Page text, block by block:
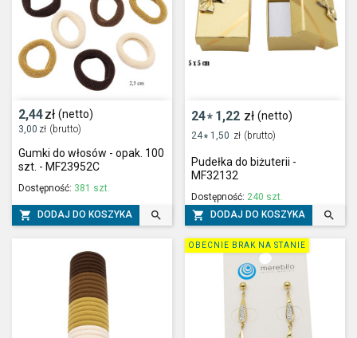
2,44zł (netto)
3,00 zł (brutto)
Gumki do włosów - opak. 100
szt. - MF23952C
Dostępność: 381 szt.
 DODAJ DO KOSZYKA 
24* 1,22 zł (netto)
24* 1,50 zł (brutto)
Pudełka do biżuterii -
MF32132
Dostępność: 240 szt.
 DODAJ DO KOSZYKA 
OBECNIE BRAK NA STANIE